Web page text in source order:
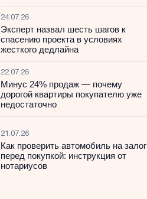
24.07.26
Эксперт назвал шесть шагов к
спасению проекта в условиях
жесткого дедлайна
22.07.26
Минус 24% продаж — почему
дорогой квартиры покупателю уже
недостаточно
21.07.26
Как проверить автомобиль на залог
перед покупкой: инструкция от
нотариусов